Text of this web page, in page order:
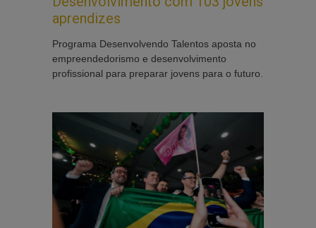
aprendizes
Programa Desenvolvendo Talentos aposta no
empreendedorismo e desenvolvimento
profissional para preparar jovens para o futuro.